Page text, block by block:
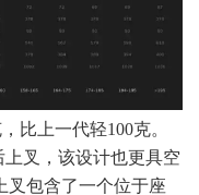
比上一代轻100克。
叉，该设计也更具空
叉包含了一个位于座